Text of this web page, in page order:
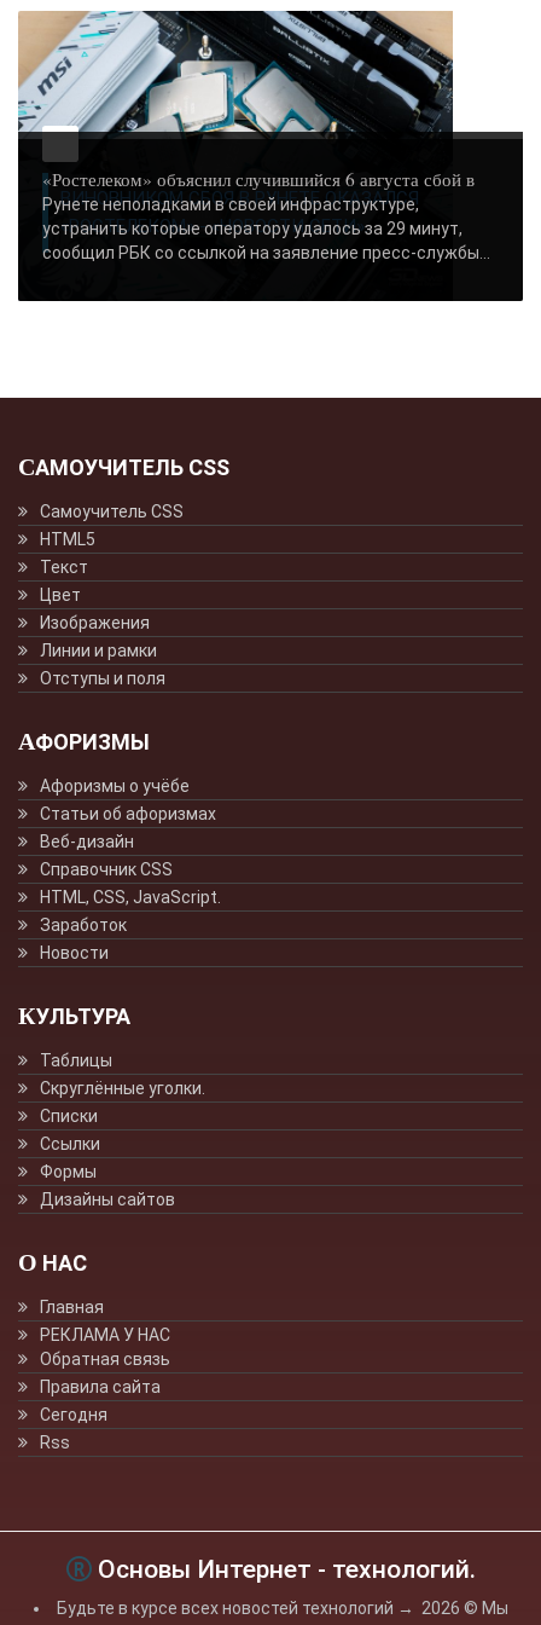
-- Люблю давать советы и очень не люблю, когда их дают мне.
ВИНОВНИКОМ СБОЯ В РУНЕТЕ ОКАЗАЛСЯ
«РОСТЕЛЕКОМ» - «НОВОСТИ СЕТИ»..
«Ростелеком» объяснил случившийся 6 августа сбой в
Рунете неполадками в своей инфраструктуре,
устранить которые оператору удалось за 29 минут,
сообщил РБК со ссылкой на заявление пресс-службы...
САМОУЧИТЕЛЬ CSS
Самоучитель CSS
HTML5
Текст
Цвет
Изображения
Линии и рамки
Отступы и поля
АФОРИЗМЫ
Афоризмы о учёбе
Статьи об афоризмах
Веб-дизайн
Справочник CSS
HTML, CSS, JavaScript.
Заработок
Новости
КУЛЬТУРА
Таблицы
Скруглённые уголки.
Списки
Ссылки
Формы
Дизайны сайтов
О НАС
Главная
РЕКЛАМА У НАС
Обратная связь
Правила сайта
Сегодня
Rss
Основы Интернет - технологий.
Будьте в курсе всех новостей технологий → 2026 © Мы